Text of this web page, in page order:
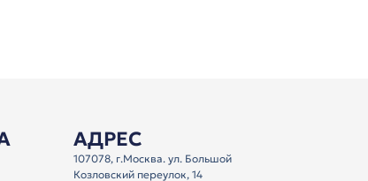
АДРЕС
107078, г.Москва. ул. Большой
Козловский переулок, 14